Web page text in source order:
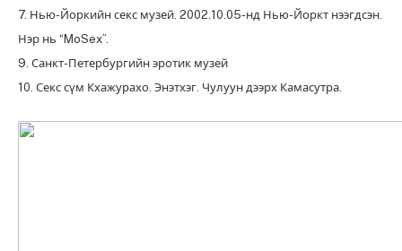
7. Нью-Йоркийн секс музей. 2002.10.05-нд Нью-Йоркт нээгдсэн.
Нэр нь “MoSex”.
9. Санкт-Петербургийн эротик музей
10. Секс сүм Кхажурахо. Энэтхэг. Чулуун дээрх Камасутра.